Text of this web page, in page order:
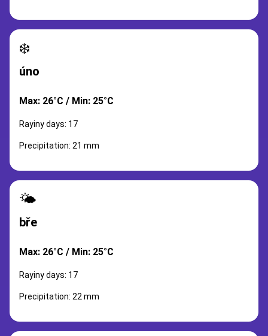
❄️
úno
Max: 26°C / Min: 25°C
Rayiny days: 17
Precipitation: 21 mm
🌤️
bře
Max: 26°C / Min: 25°C
Rayiny days: 17
Precipitation: 22 mm